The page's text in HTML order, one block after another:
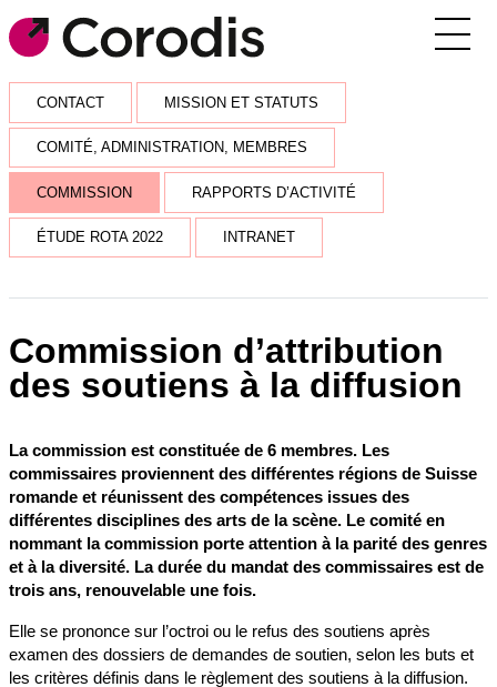
Agenda
Outils pratiques
Annuaire
Soutiens financiers
SE CONNECTER / S’INSCRIRE
CONTACT MISSION ET STATUTS
COMITÉ, ADMINISTRATION, MEMBRES
COMMISSION RAPPORTS D’ACTIVITÉ
ÉTUDE ROTA 2022 INTRANET
Commission d’attribution
des soutiens à la diffusion
La commission est constituée de 6 membres. Les
commissaires proviennent des différentes régions de Suisse
romande et réunissent des compétences issues des
différentes disciplines des arts de la scène. Le comité en
nommant la commission porte attention à la parité des genres
et à la diversité. La durée du mandat des commissaires est de
trois ans, renouvelable une fois.
Elle se prononce sur l’octroi ou le refus des soutiens après
examen des dossiers de demandes de soutien, selon les buts et
les critères définis dans le règlement des soutiens à la diffusion.